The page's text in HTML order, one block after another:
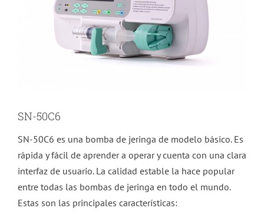
SN-50C6
SN-50C6 es una bomba de jeringa de modelo básico. Es
rápida y fácil de aprender a operar y cuenta con una clara
interfaz de usuario. La calidad estable la hace popular
entre todas las bombas de jeringa en todo el mundo.
Estas son las principales características: